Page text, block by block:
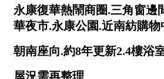
高雄市
澎湖縣
屏東縣
80坪以上
~